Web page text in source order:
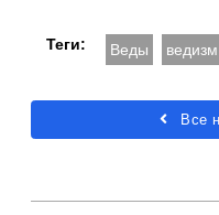
Теги: Веды ведизм
Все